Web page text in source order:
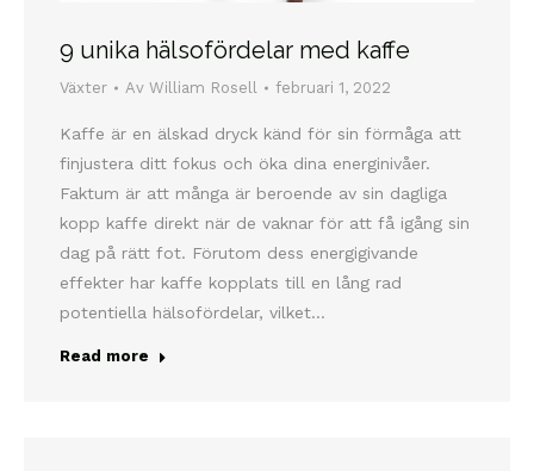
9 unika hälsofördelar med kaffe
Växter Av William Rosell februari 1, 2022
Kaffe är en älskad dryck känd för sin förmåga att
finjustera ditt fokus och öka dina energinivåer.
Faktum är att många är beroende av sin dagliga
kopp kaffe direkt när de vaknar för att få igång sin
dag på rätt fot. Förutom dess energigivande
effekter har kaffe kopplats till en lång rad
potentiella hälsofördelar, vilket…
Read more